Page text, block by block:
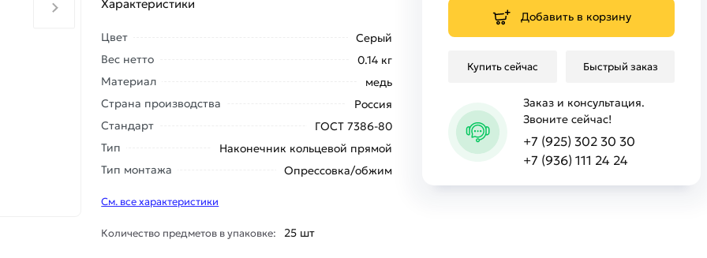
Характеристики
Цвет
Серый
Вес нетто
0.14 кг
Материал
медь
Страна производства
Россия
Стандарт
ГОСТ 7386-80
Тип
Наконечник кольцевой прямой
Тип монтажа
Опрессовка/обжим
См. все характеристики
Количество предметов в упаковке: 25 шт
Добавить в корзину
Купить сейчас Быстрый заказ
Заказ и консультация.
Звоните сейчас!
+7 (925) 302 30 30
+7 (936) 111 24 24